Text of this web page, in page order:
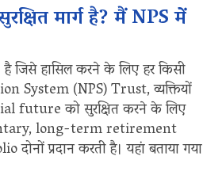
मार्ग है? मैं NPS में
हासिल करने के लिए हर किसी
System (NPS) Trust, व्यक्तियों
future को सुरक्षित करने के लिए
long-term retirement
प्रदान करती है। यहां बताया गया